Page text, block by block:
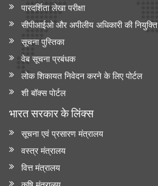
पारदर्शिता लेखा परीक्षा
सीपीआईओ और अपी‍लीय अधिकारी की नियुक्ति
सूचना पुस्तिका
वेब सूचना प्रबंधक
लोक शिकायत निवेदन करने के लिए पोर्टल
शी बॉक्स पोर्टल
भारत सरकार के लिंक्‍स
सूचना एवं प्रसारण मंत्रालय
वस्त्र मंत्रालय
वित्त मंत्रालय